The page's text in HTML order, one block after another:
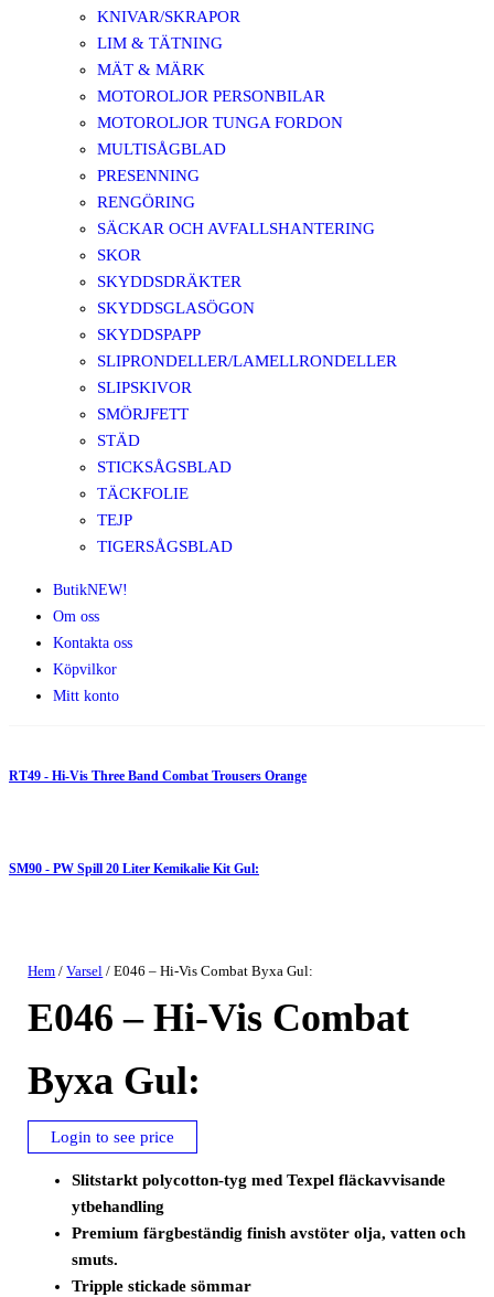
KNIVAR/SKRAPOR
LIM & TÄTNING
MÄT & MÄRK
MOTOROLJOR PERSONBILAR
MOTOROLJOR TUNGA FORDON
MULTISÅGBLAD
PRESENNING
RENGÖRING
SÄCKAR OCH AVFALLSHANTERING
SKOR
SKYDDSDRÄKTER
SKYDDSGLASÖGON
SKYDDSPAPP
SLIPRONDELLER/LAMELLRONDELLER
SLIPSKIVOR
SMÖRJFETT
STÄD
STICKSÅGSBLAD
TÄCKFOLIE
TEJP
TIGERSÅGSBLAD
ButikNEW!
Om oss
Kontakta oss
Köpvilkor
Mitt konto
RT49 - Hi-Vis Three Band Combat Trousers Orange
SM90 - PW Spill 20 Liter Kemikalie Kit Gul:
Hem /Varsel / E046 – Hi-Vis Combat Byxa Gul:
E046 – Hi-Vis Combat
Byxa Gul:
Login to see price
Slitstarkt polycotton-tyg med Texpel fläckavvisande
ytbehandling
Premium färgbeständig finish avstöter olja, vatten och
smuts.
Tripple stickade sömmar